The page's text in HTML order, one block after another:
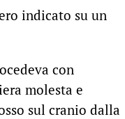
indicato su un
con
molesta e
sul cranio dalla